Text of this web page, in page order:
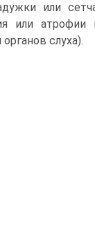
или
или
слуха).